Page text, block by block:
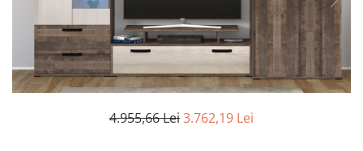
Seturi masa +scaune dining
Tabureti
Bucatarie
Suporturi si tavi
Chiuvete bucatarie4.955,66 Lei3.762,19 Lei